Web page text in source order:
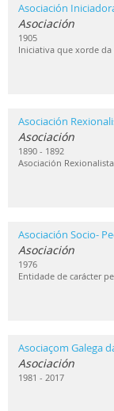
Asociación
Asociación
1905
Iniciativa que xorde
Asociación
Asociación
1890 - 1892
Asociación
Asociación Socio-
Asociación
1976
Entidade de carácter
Asociaçom Galega
Asociación
1981 - 2017